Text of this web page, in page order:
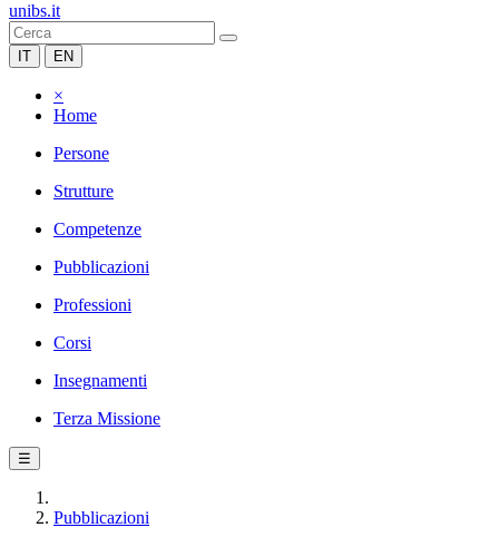
unibs.it
IT EN
×
Home
Persone
Strutture
Competenze
Pubblicazioni
Professioni
Corsi
Insegnamenti
Terza Missione
☰
Pubblicazioni